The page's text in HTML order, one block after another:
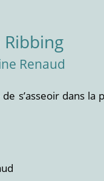
Renaud
s’asseoir dans